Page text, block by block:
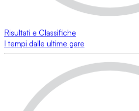
Risultati e Classifiche
I tempi dalle ultime gare